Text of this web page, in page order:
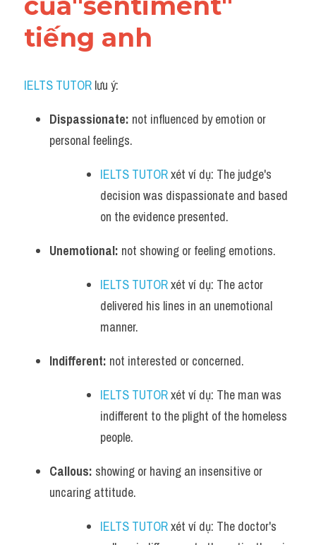
tiếng anh
IELTS TUTOR lưu ý:
Dispassionate: not influenced by emotion or
personal feelings.
IELTS TUTOR xét ví dụ: The judge's
decision was dispassionate and based
on the evidence presented.
Unemotional: not showing or feeling emotions.
IELTS TUTOR xét ví dụ: The actor
delivered his lines in an unemotional
manner.
Indifferent: not interested or concerned.
IELTS TUTOR xét ví dụ: The man was
indifferent to the plight of the homeless
people.
Callous: showing or having an insensitive or
uncaring attitude.
IELTS TUTOR xét ví dụ: The doctor's